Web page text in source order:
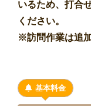
いるため、打合
ください。
※訪問作業は追
基本料金